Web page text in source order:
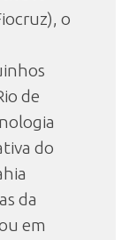
o
de
do
da
em